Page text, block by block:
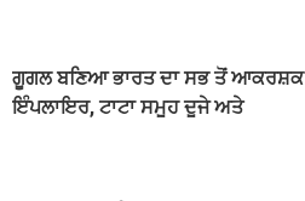
ਗੂਗਲ ਬਣਿਆ ਭਾਰਤ ਦਾ ਸਭ ਤੋਂ ਆਕਰਸ਼ਕ
ਇੰਪਲਾਇਰ, ਟਾਟਾ ਸਮੂਹ ਦੂਜੇ ਅਤੇ